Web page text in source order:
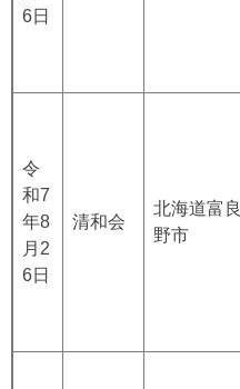
6日
令
和7
年8
月2
6日
清和会
北海道富良
野市